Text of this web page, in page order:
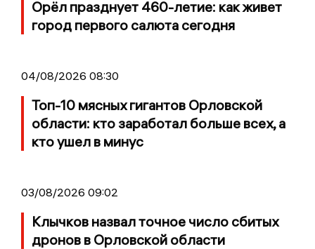
Орёл празднует 460-летие: как живет
город первого салюта сегодня
04/08/2026 08:30
Топ-10 мясных гигантов Орловской
области: кто заработал больше всех, а
кто ушел в минус
03/08/2026 09:02
Клычков назвал точное число сбитых
дронов в Орловской области